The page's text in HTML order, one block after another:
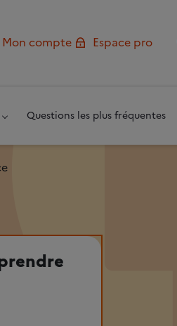
Mon compte
Espace pro
Questions les plus fréquentes